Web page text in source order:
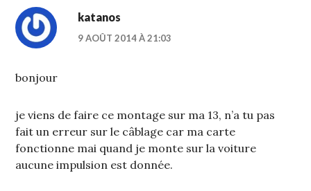
katanos
9 AOÛT 2014 À 21:03
bonjour
je viens de faire ce montage sur ma 13, n’a tu pas
fait un erreur sur le câblage car ma carte
fonctionne mai quand je monte sur la voiture
aucune impulsion est donnée.